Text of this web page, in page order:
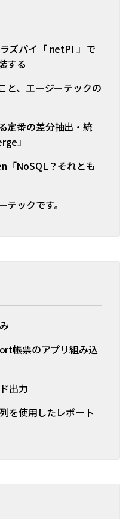
ズパイ「 netPI 」で
する
と、エージーテックの
定番の差分抽出・統
」
「NoSQL？それとも
ックです。
帳票のアプリ組み込
出力
を使用したレポート